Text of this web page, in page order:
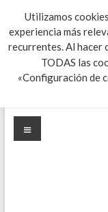
Saltar
al
contenidoClínica
Menú
Utilizamos
experiencia más
recurrentes. Al hacer
TODAS las
«Configuración de